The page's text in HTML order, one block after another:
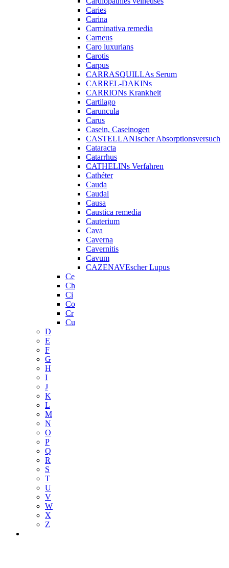
Caries
Carina
Carminativa remedia
Carneus
Caro luxurians
Carotis
Carpus
CARRASQUILLAs Serum
CARREL-DAKINs
CARRIONs Krankheit
Cartilago
Caruncula
Carus
Casein, Caseinogen
CASTELLANIscher Absorptionsversuch
Cataracta
Catarrhus
CATHELINs Verfahren
Cathéter
Cauda
Caudal
Causa
Caustica remedia
Cauterium
Cava
Caverna
Cavernitis
Cavum
CAZENAVEscher Lupus
Ce
Ch
Ci
Co
Cr
Cu
D
E
F
G
H
I
J
K
L
M
N
O
P
Q
R
S
T
U
V
W
X
Z